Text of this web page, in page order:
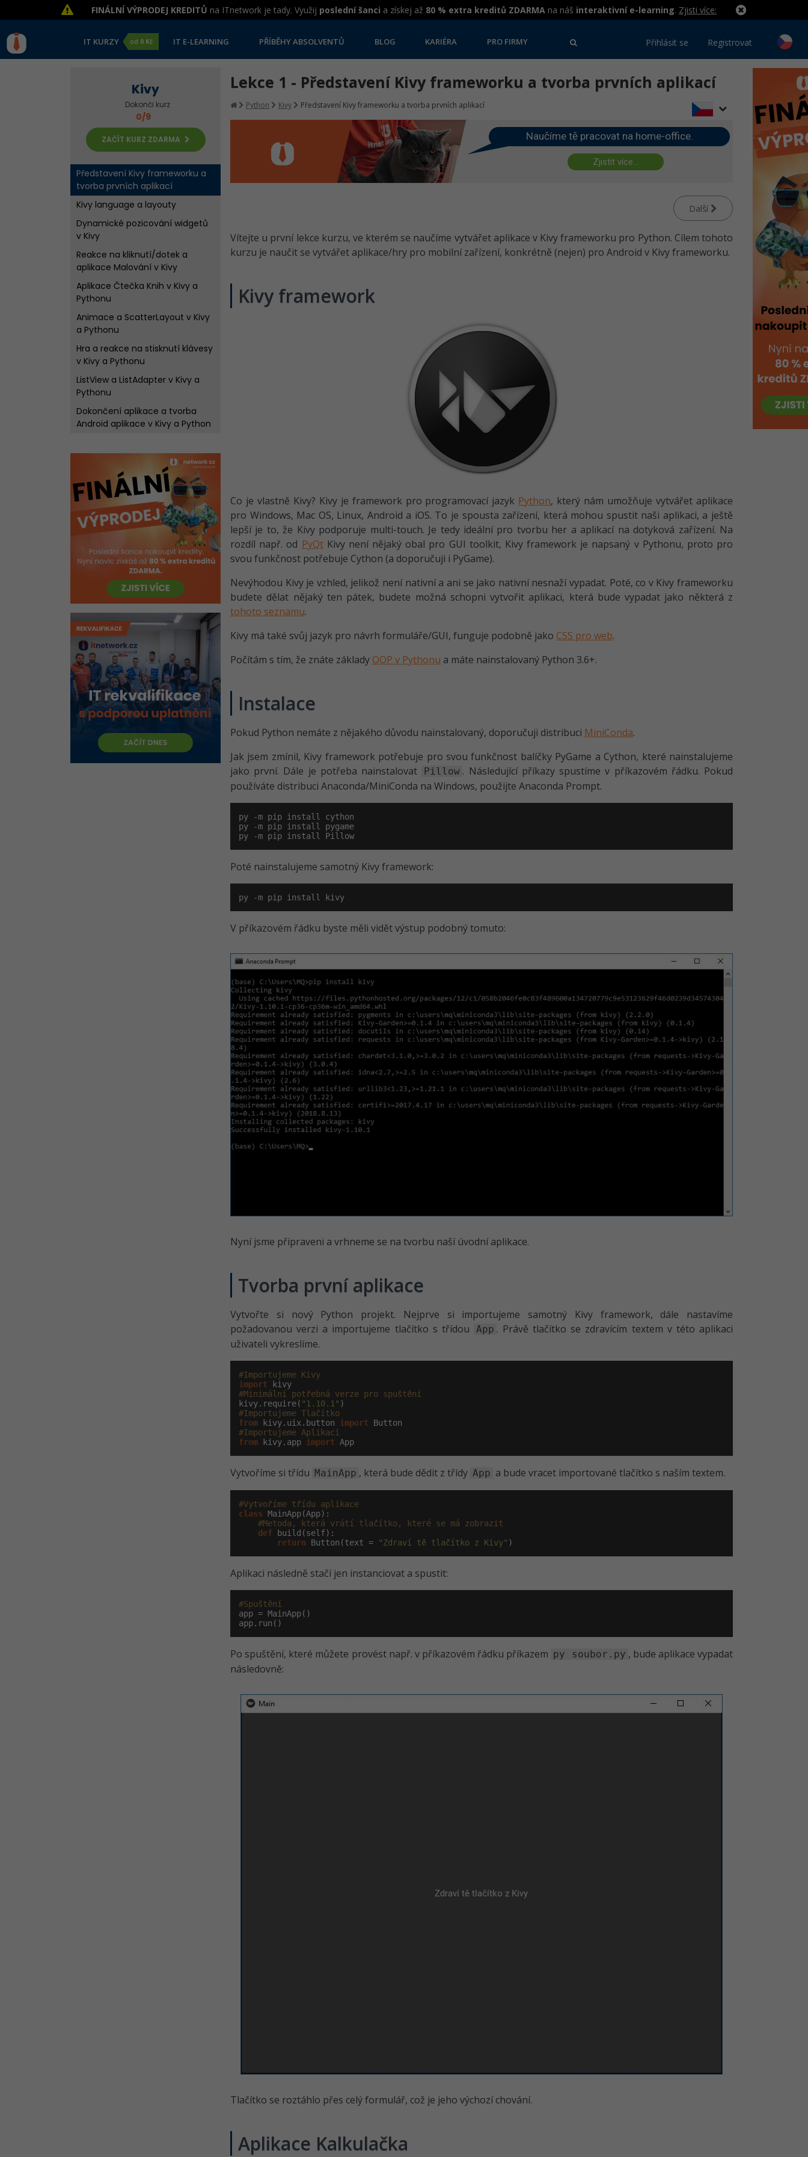
FINÁLNÍ VÝPRODEJ KREDITŮ na ITnetwork je tady. Využij poslední šanci a získej až 80 % extra kreditů ZDARMA na náš interaktivní e-learning. Zjisti více:
IT KURZY od 0 Kč IT E-LEARNING PŘÍBĚHY ABSOLVENTŮ BLOG KARIÉRA PRO FIRMY Přihlásit se Registrovat
Kivy
Dokonči kurz
0/9
ZAČÍT KURZ ZDARMA
Představení Kivy frameworku a
tvorba prvních aplikací
Kivy language a layouty
Dynamické pozicování widgetů
v Kivy
Reakce na kliknutí/dotek a
aplikace Malování v Kivy
Aplikace Čtečka Knih v Kivy a
Pythonu
Animace a ScatterLayout v Kivy
a Pythonu
Hra a reakce na stisknutí klávesy
v Kivy a Pythonu
ListView a ListAdapter v Kivy a
Pythonu
Dokončení aplikace a tvorba
Android aplikace v Kivy a Python
Lekce 1 - Představení Kivy frameworku a tvorba prvních aplikací
Python Kivy Představení Kivy frameworku a tvorba prvních aplikací
Naučíme tě pracovat na home-office.
Zjistit více...
Další
Vítejte u první lekce kurzu, ve kterém se naučíme vytvářet aplikace v Kivy frameworku pro Python. Cílem tohoto
kurzu je naučit se vytvářet aplikace/hry pro mobilní zařízení, konkrétně (nejen) pro Android v Kivy frameworku.
Kivy framework
Co je vlastně Kivy? Kivy je framework pro programovací jazyk Python, který nám umožňuje vytvářet aplikace
pro Windows, Mac OS, Linux, Android a iOS. To je spousta zařízení, která mohou spustit naši aplikaci, a ještě
lepší je to, že Kivy podporuje multi-touch. Je tedy ideální pro tvorbu her a aplikací na dotyková zařízení. Na
rozdíl např. od PyQtKivy není nějaký obal pro GUI toolkit, Kivy framework je napsaný v Pythonu, proto pro
svou funkčnost potřebuje Cython (a doporučuji i PyGame).
Nevýhodou Kivy je vzhled, jelikož není nativní a ani se jako nativní nesnaží vypadat. Poté, co v Kivy frameworku
budete dělat nějaký ten pátek, budete možná schopni vytvořit aplikaci, která bude vypadat jako některá z
tohoto seznamu.
Kivy má také svůj jazyk pro návrh formuláře/GUI, funguje podobně jako CSS pro web.
Počítám s tím, že znáte základy OOP v Pythonu a máte nainstalovaný Python 3.6+.
Instalace
Pokud Python nemáte z nějakého důvodu nainstalovaný, doporučuji distribuci MiniConda.
Jak jsem zmínil, Kivy framework potřebuje pro svou funkčnost balíčky PyGame a Cython, které nainstalujeme
jako první. Dále je potřeba nainstalovat
Pillow . Následující příkazy spustíme v příkazovém řádku. Pokud
používáte distribuci Anaconda/MiniConda na Windows, použijte Anaconda Prompt.
py -m pip install cython
py -m pip install pygame
py -m pip install Pillow
Poté nainstalujeme samotný Kivy framework:
py -m pip install kivy
V příkazovém řádku byste měli vidět výstup podobný tomuto:
Nyní jsme připraveni a vrhneme se na tvorbu naší úvodní aplikace.
Tvorba první aplikace
Vytvořte si nový Python projekt. Nejprve si importujeme samotný Kivy framework, dále nastavíme
požadovanou verzi a importujeme tlačítko s třídou
App . Právě tlačítko se zdravícím textem v této aplikaci
uživateli vykreslíme.
#Importujeme Kivy
import
#Minimální potřebná verze pro spuštění
kivy.require( "1.10.1"
#Importujeme Tlačítko
from kivy.uix.button import
#Importujeme Aplikaci
from kivy.app import App
Vytvoříme si třídu MainApp , která bude dědit z třídy App a bude vracet importované tlačítko s naším textem.
#Vytvoříme třídu aplikace
class MainApp(App):
#Metoda, která vrátí tlačítko, které se má zobrazit
def build(self):
return Button(text = "Zdraví tě tlačítko z Kivy" )
Aplikaci následně stačí jen instanciovat a spustit:
#Spuštění
app = MainApp()
app.run()
Po spuštění, které můžete provést např. v příkazovém řádku příkazem py soubor.py , bude aplikace vypadat
následovně:
Tlačítko se roztáhlo přes celý formulář, což je jeho výchozí chování.
Aplikace Kalkulačka